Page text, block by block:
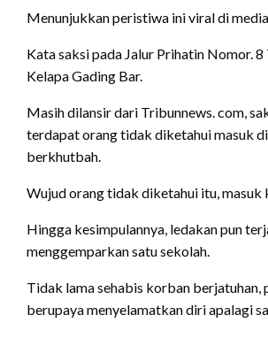
Menunjukkan peristiwa ini viral di
Kata saksi pada Jalur Prihatin Nomor. 8
Kelapa Gading Bar.
Masih dilansir dari Tribunnews. com,
terdapat orang tidak diketahui masuk
berkhutbah.
Wujud orang tidak diketahui itu, masuk
Hingga kesimpulannya, ledakan pun
menggemparkan satu sekolah.
Tidak lama sehabis korban berjatuhan,
berupaya menyelamatkan diri apalagi